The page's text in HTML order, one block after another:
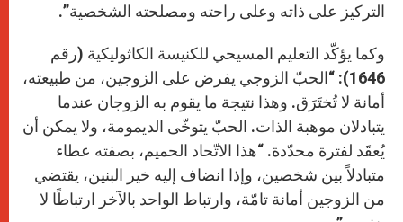
التركيز على ذاته وعلى راحته ومصلحته الشخصية”.
وكما يؤكّد التعليم المسيحي للكنيسة الكاثوليكية (رقم
1646): “الحبّ الزوجي يفرض على الزوجين، من طبيعته،
أمانة لا تُختَرَق. وهذا نتيجة ما يقوم به الزوجان عندما
يتبادلان موهبة الذات. الحبّ يتوخّى الديمومة، ولا يمكن أن
يُعقَد لفترة محدّدة. “هذا الاتّحاد الحميم، بصفته عطاء
متبادلاً بين شخصين، وإذا انضاف إليه خير البنين، يقتضي
من الزوجين أمانة تامّة، وارتباط الواحد بالآخر ارتباطًا لا